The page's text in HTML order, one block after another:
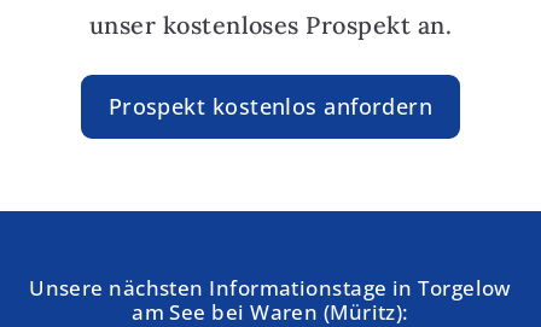
unser kostenloses Prospekt an.
Prospekt kostenlos anfordern
Unsere nächsten Informationstage in Torgelow
am See bei Waren (Müritz):